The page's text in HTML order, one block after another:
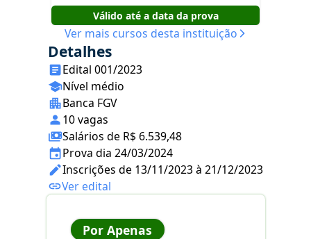
Válido até a data da prova
Ver mais cursos desta instituição
Detalhes
Edital 001/2023
Nível médio
Banca FGV
10 vagas
Salários de R$ 6.539,48
Prova dia 24/03/2024
Inscrições de 13/11/2023 à 21/12/2023
Ver edital
Por Apenas